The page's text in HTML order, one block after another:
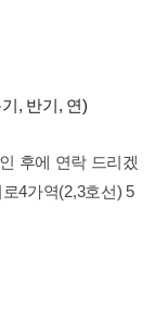
, 반기, 연)
후에 연락 드리겠
4가역(2,3호선) 5